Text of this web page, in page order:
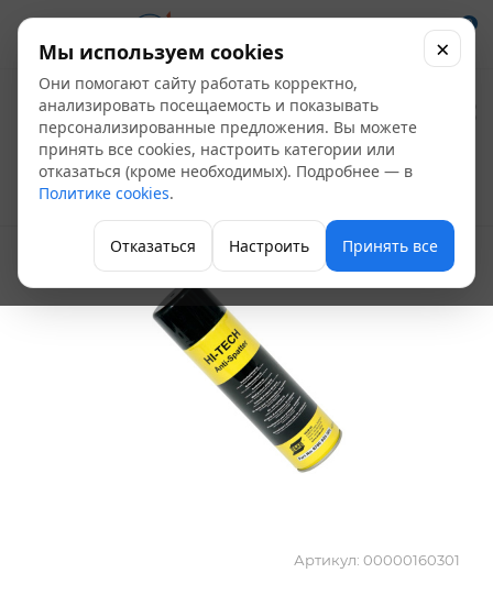
0
Спрей против брызг
ESAB, 400 мл
Средства индивидуальной защиты
Артикул: 00000160301
Мы используем cookies
Они помогают сайту работать корректно,
анализировать посещаемость и показывать
персонализированные предложения. Вы можете
принять все cookies, настроить категории или
отказаться (кроме необходимых). Подробнее — в
Политике cookies.
Отказаться Настроить Принять все
×